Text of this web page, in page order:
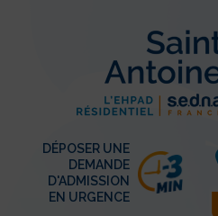
DÉPOSER UNE
DEMANDE
D'ADMISSION
EN URGENCE